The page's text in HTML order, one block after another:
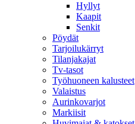
Hyllyt
Kaapit
Senkit
Pöydät
Tarjoilukärryt
Tilanjakajat
Tv-tasot
Työhuoneen kalusteet
Valaistus
Aurinkovarjot
Markiisit